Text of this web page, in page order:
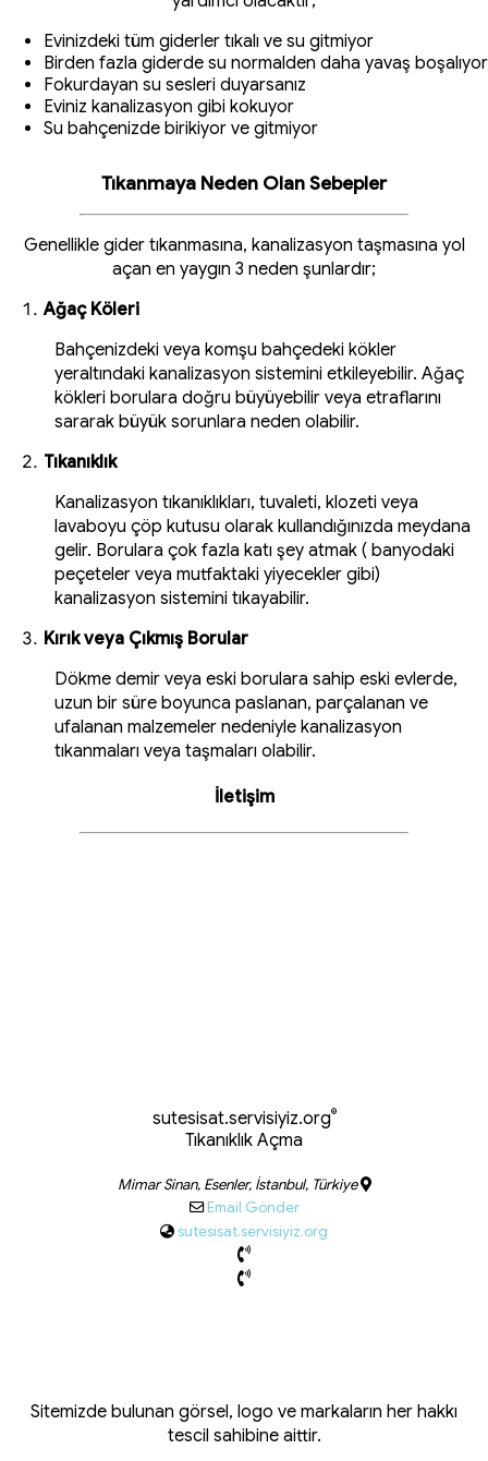
Evinizdeki tüm giderler tıkalı ve su gitmiyor
Birden fazla giderde su normalden daha yavaş boşalıyor
Fokurdayan su sesleri duyarsanız
Eviniz kanalizasyon gibi kokuyor
Su bahçenizde birikiyor ve gitmiyor
Tıkanmaya Neden Olan Sebepler
Genellikle gider tıkanmasına, kanalizasyon taşmasına yol
açan en yaygın 3 neden şunlardır;
Ağaç Köleri
Bahçenizdeki veya komşu bahçedeki kökler
yeraltındaki kanalizasyon sistemini etkileyebilir. Ağaç
kökleri borulara doğru büyüyebilir veya etraflarını
sararak büyük sorunlara neden olabilir.
Tıkanıklık
Kanalizasyon tıkanıklıkları, tuvaleti, klozeti veya
lavaboyu çöp kutusu olarak kullandığınızda meydana
gelir. Borulara çok fazla katı şey atmak ( banyodaki
peçeteler veya mutfaktaki yiyecekler gibi)
kanalizasyon sistemini tıkayabilir.
Kırık veya Çıkmış Borular
Dökme demir veya eski borulara sahip eski evlerde,
uzun bir süre boyunca paslanan, parçalanan ve
ufalanan malzemeler nedeniyle kanalizasyon
tıkanmaları veya taşmaları olabilir.
İletişim
sutesisat.servisiyiz.org®
Tıkanıklık Açma
Mimar Sinan, Esenler, İstanbul, Türkiye
Email Gönder
sutesisat.servisiyiz.org
Sitemizde bulunan görsel, logo ve markaların her hakkı
tescil sahibine aittir.